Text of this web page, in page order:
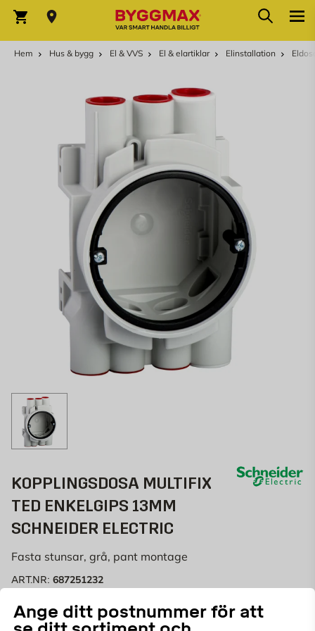
Ange ditt postnummer för att
Varukorg Sök
Hem Hus & bygg El & VVS El & elartiklar Elinstallation
KOPPLINGSDOSA MULTIFIX
TED ENKELGIPS 13MM
SCHNEIDER ELECTRIC
Fasta stunsar, grå, pant montage
ART.NR: 687251232
Denna kopplingsdosa är utformad för infällt montage i